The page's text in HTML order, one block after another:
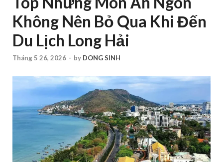
Không Nên Bỏ Qua Khi Đến
Du Lịch Long Hải
Tháng 5 26, 2026 - by DONG SINH